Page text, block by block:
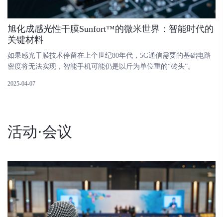
旭化成感光性干膜Sunfort™的微米世界：智能时代的
关键材料
如果感光干膜技术停留在上个世纪80年代，5G通信需要的基础电路
密度将无法实现，智能手机可能仍是以斤为单位重的“砖头”。
2025-04-07
活动·会议